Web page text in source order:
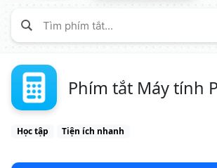
Phím tắt Máy tính
Học tập Tiện ích nhanh